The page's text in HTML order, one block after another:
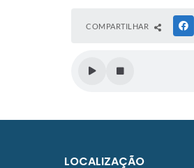
COMPARTILHAR
LOCALIZAÇÃO